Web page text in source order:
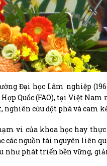
Đại học Lâm nghiệp
Quốc (FAO), tại Việt
cứu đột phá và cam
vi của khoa học hay
các nguồn tài nguyên liên
như phát triển bền vững,